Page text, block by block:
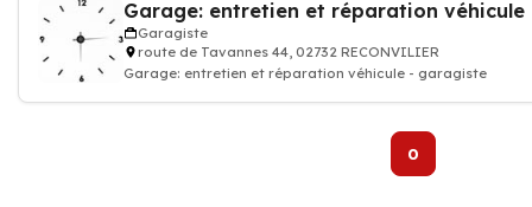
Garagiste
route de Tavannes 44, 02732 RECONVILIER
Garage: entretien et réparation véhicule - garagiste
0